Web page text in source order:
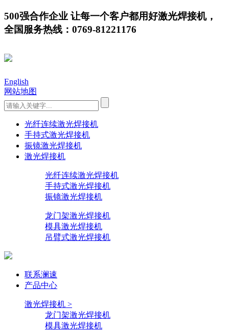
500强合作企业 让每一个客户都用好激光焊接机，
全国服务热线：0769-81221176
English
网站地图
光纤连续激光焊接机
手持式激光焊接机
振镜激光焊接机
激光焊接机
光纤连续激光焊接机
手持式激光焊接机
振镜激光焊接机
龙门架激光焊接机
模具激光焊接机
吊臂式激光焊接机
联系澜速
产品中心
激光焊接机 >
龙门架激光焊接机
模具激光焊接机